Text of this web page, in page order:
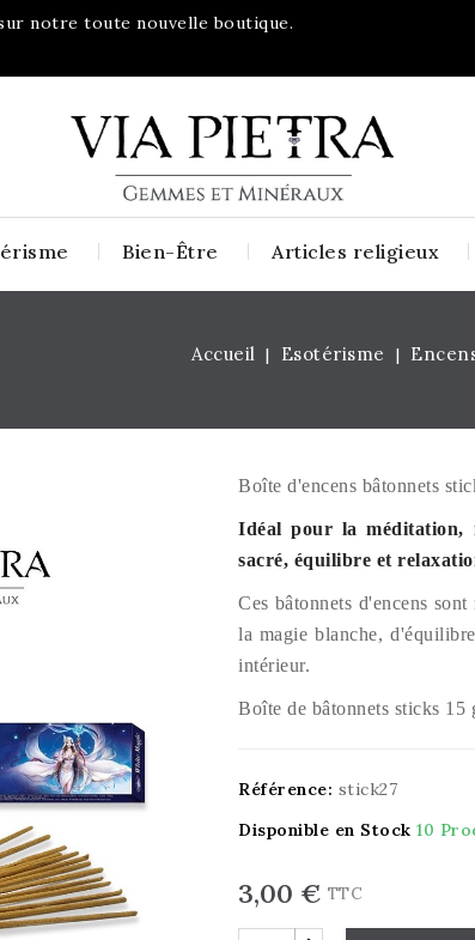
notre toute nouvelle boutique.
Bien-Être Articles religieux
Accueil Esotérisme
Boîte d'encens bâtonnets
Idéal pour la méditation,
sacré, équilibre et
Ces bâtonnets d'encens
la magie blanche,
intérieur.
Boîte de bâtonnets sticks
Référence: stick27
Disponible en Stock 10
3,00 € TTC